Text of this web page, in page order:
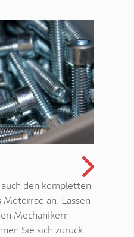
den kompletten
an. Lassen
Mechanikern
Sie sich zurück